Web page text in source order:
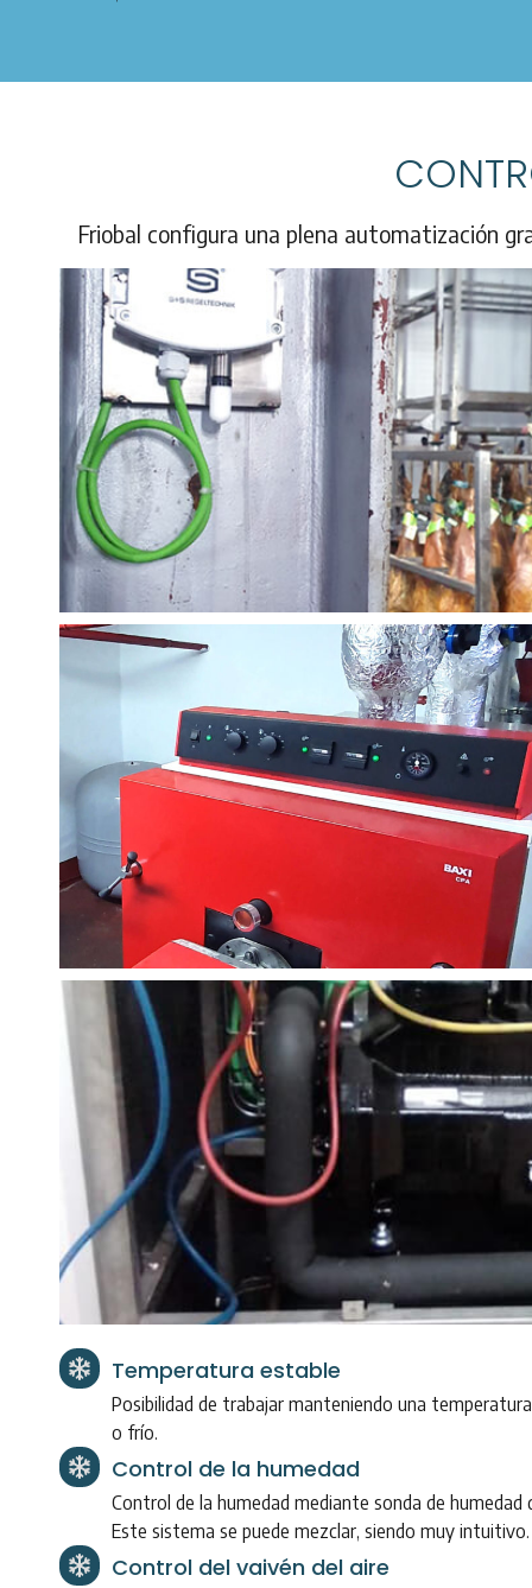
Friobal configura una plena automatización
Temperatura estable
Posibilidad de trabajar manteniendo una
o frío.
Control de la humedad
Control de la humedad mediante sonda de
Este sistema se puede mezclar, siendo muy intuitivo.
Control del vaivén del aire